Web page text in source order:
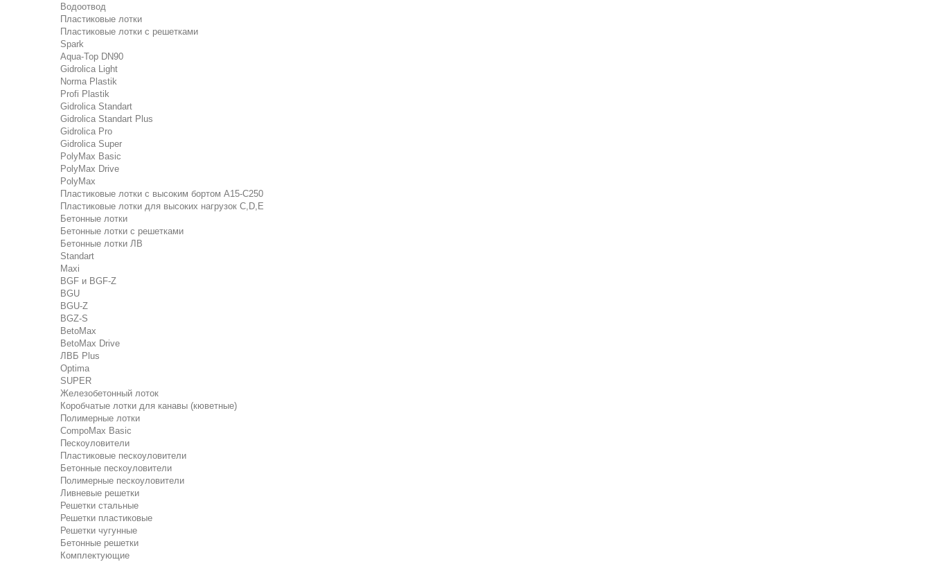
Водоотвод
Пластиковые лотки
Пластиковые лотки с решетками
Spark
Aqua-Top DN90
Gidrolica Light
Norma Plastik
Profi Plastik
Gidrolica Standart
Gidrolica Standart Plus
Gidrolica Pro
Gidrolica Super
PolyMax Basic
PolyMax Drive
PolyMax
Пластиковые лотки с высоким бортом А15-C250
Пластиковые лотки для высоких нагрузок C,D,E
Бетонные лотки
Бетонные лотки с решетками
Бетонные лотки ЛВ
Standart
Maxi
BGF и BGF-Z
BGU
BGU-Z
BGZ-S
BetoMax
BetoMax Drive
ЛВБ Plus
Optima
SUPER
Железобетонный лоток
Коробчатые лотки для канавы (кюветные)
Полимерные лотки
CompoMax Basic
Пескоуловители
Пластиковые пескоуловители
Бетонные пескоуловители
Полимерные пескоуловители
Ливневые решетки
Решетки стальные
Решетки пластиковые
Решетки чугунные
Бетонные решетки
Комплектующие